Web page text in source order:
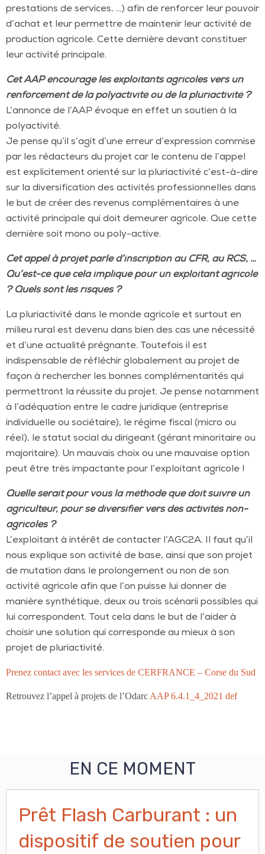
prestations de services, …) afin de renforcer leur pouvoir
d’achat et leur permettre de maintenir leur activité de
production agricole. Cette dernière devant constituer
leur activité principale.
Cet AAP encourage les exploitants agricoles vers un
renforcement de la polyactivité ou de la pluriactivité ?
L’annonce de l’AAP évoque en effet un soutien à la
polyactivité.
Je pense qu’il s’agit d’une erreur d’expression commise
par les rédacteurs du projet car le contenu de l’appel
est explicitement orienté sur la pluriactivité c’est-à-dire
sur la diversification des activités professionnelles dans
le but de créer des revenus complémentaires à une
activité principale qui doit demeurer agricole. Que cette
dernière soit mono ou poly-active.
Cet appel à projet parle d’inscription au CFR, au RCS, …
Qu’est-ce que cela implique pour un exploitant agricole
? Quels sont les risques ?
La pluriactivité dans le monde agricole et surtout en
milieu rural est devenu dans bien des cas une nécessité
et d’une actualité prégnante. Toutefois il est
indispensable de réfléchir globalement au projet de
façon à rechercher les bonnes complémentarités qui
permettront la réussite du projet. Je pense notamment
à l’adéquation entre le cadre juridique (entreprise
individuelle ou sociétaire), le régime fiscal (micro ou
réel), le statut social du dirigeant (gérant minoritaire ou
majoritaire). Un mauvais choix ou une mauvaise option
peut être très impactante pour l’exploitant agricole !
Quelle serait pour vous la méthode que doit suivre un
agriculteur, pour se diversifier vers des activités non-
agricoles ?
L’exploitant à intérêt de contacter l’AGC2A. Il faut qu’il
nous explique son activité de base, ainsi que son projet
de mutation dans le prolongement ou non de son
activité agricole afin que l’on puisse lui donner de
manière synthétique, deux ou trois scénarii possibles qui
lui correspondent. Tout cela dans le but de l’aider à
choisir une solution qui corresponde au mieux à son
projet de pluriactivité.
Prenez contact avec les services de CERFRANCE – Corse du Sud
Retrouvez l’appel à projets de l’Odarc AAP 6.4.1_4_2021 def
EN CE MOMENT
Prêt Flash Carburant : un
dispositif de soutien pour